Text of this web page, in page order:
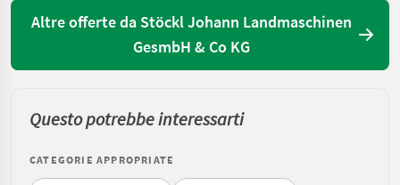
Altre offerte da Stöckl Johann Landmaschinen
GesmbH & Co KG
Questo potrebbe interessarti
CATEGORIE APPROPRIATE